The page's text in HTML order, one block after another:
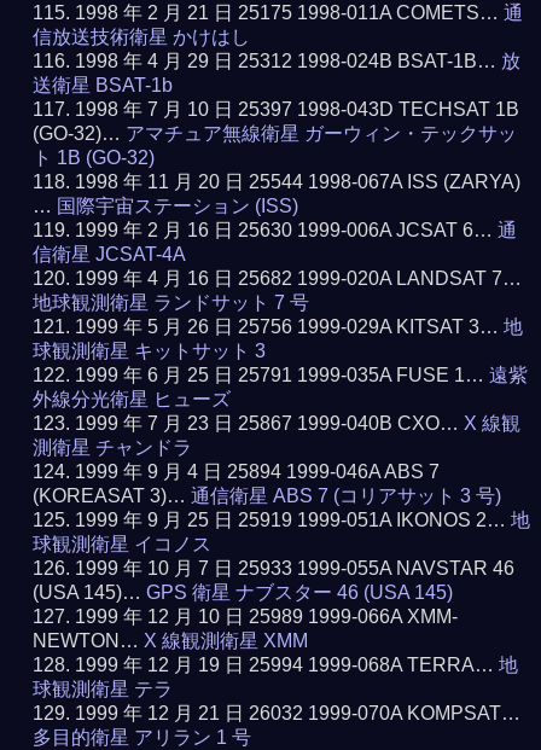
1998 年 2 月 21 日 25175 1998-011A COMETS…通
信放送技術衛星 かけはし
1998 年 4 月 29 日 25312 1998-024B BSAT-1B… 放
送衛星 BSAT-1b
1998 年 7 月 10 日 25397 1998-043D TECHSAT 1B
(GO-32)… アマチュア無線衛星 ガーウィン・テックサッ
ト 1B (GO-32)
1998 年 11 月 20 日 25544 1998-067A ISS (ZARYA)
… 国際宇宙ステーション (ISS)
1999 年 2 月 16 日 25630 1999-006A JCSAT 6…通
信衛星 JCSAT-4A
1999 年 4 月 16 日 25682 1999-020A LANDSAT 7…
地球観測衛星 ランドサット 7 号
1999 年 5 月 26 日 25756 1999-029A KITSAT 3…地
球観測衛星 キットサット 3
1999 年 6 月 25 日 25791 1999-035A FUSE 1…遠紫
外線分光衛星 ヒューズ
1999 年 7 月 23 日 25867 1999-040B CXO… X 線観
測衛星 チャンドラ
1999 年 9 月 4 日 25894 1999-046A ABS 7
(KOREASAT 3)…通信衛星 ABS 7 (コリアサット 3 号)
1999 年 9 月 25 日 25919 1999-051A IKONOS 2…地
球観測衛星 イコノス
1999 年 10 月 7 日 25933 1999-055A NAVSTAR 46
(USA 145)…GPS 衛星 ナブスター 46 (USA 145)
1999 年 12 月 10 日 25989 1999-066A XMM-
NEWTON… X 線観測衛星 XMM
1999 年 12 月 19 日 25994 1999-068A TERRA…地
球観測衛星 テラ
1999 年 12 月 21 日 26032 1999-070A KOMPSAT…
多目的衛星 アリラン 1 号